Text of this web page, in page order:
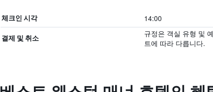
체크인 시각 14:00
결제 및 취소
규정은 객실 유형 및
트에 따라 다릅니다.